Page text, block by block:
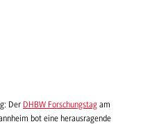
Der DHBW Forschungstag am
bot eine herausragende